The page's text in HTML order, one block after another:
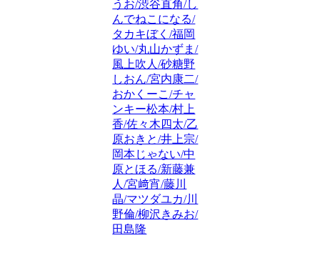
うお/渋谷直角/し
んでねこになる/
タカキぼく/福岡
ゆい/丸山かずま/
風上吹人/砂糖野
しおん/宮内康二/
おかくーこ/チャ
ンキー松本/村上
香/佐々木四太/乙
原おきと/井上宗/
岡本じゃない/中
原とほる/新藤兼
人/宮﨑宵/藤川
晶/マツダユカ/川
野倫/柳沢きみお/
田島隆